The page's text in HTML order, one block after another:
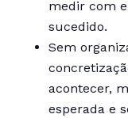
medir com
sucedido.
Sem
acontecer,
esperada e